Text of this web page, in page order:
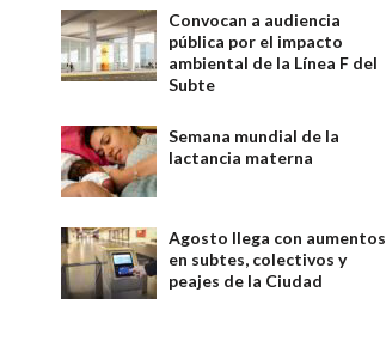
Convocan a audiencia
pública por el impacto
ambiental de la Línea F del
Subte
Semana mundial de la
lactancia materna
Agosto llega con aumentos
en subtes, colectivos y
peajes de la Ciudad